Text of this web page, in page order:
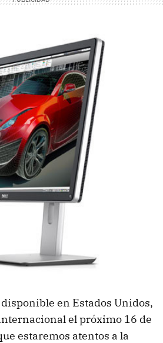
en Estados Unidos,
el próximo 16 de
estaremos atentos a la